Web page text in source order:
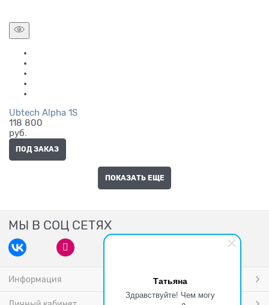
Татьяна
Здравствуйте! Чем могу
Ubtech Alpha 1S
118 800
руб.
ПОД ЗАКАЗ
ПОКАЗАТЬ ЕЩЕ
МЫ В СОЦ СЕТЯХ
Информация